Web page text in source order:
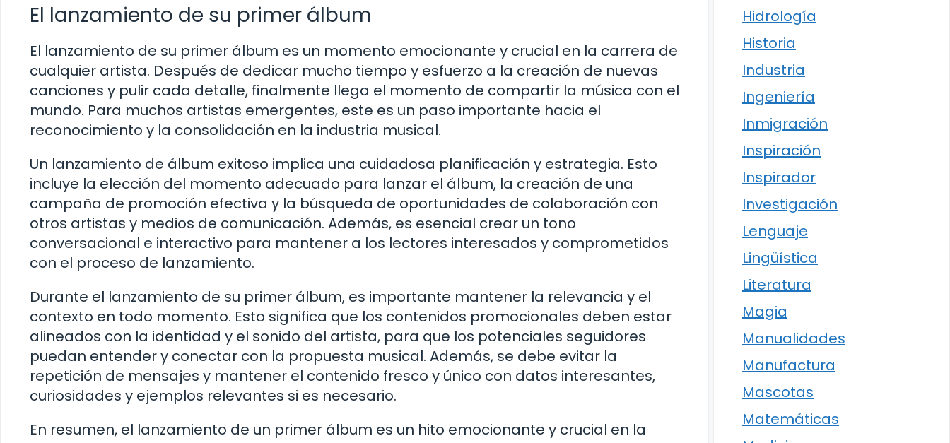
El lanzamiento de su primer álbum
El lanzamiento de su primer álbum es un momento emocionante y crucial en la carrera de
cualquier artista. Después de dedicar mucho tiempo y esfuerzo a la creación de nuevas
canciones y pulir cada detalle, finalmente llega el momento de compartir la música con el
mundo. Para muchos artistas emergentes, este es un paso importante hacia el
reconocimiento y la consolidación en la industria musical.
Un lanzamiento de álbum exitoso implica una cuidadosa planificación y estrategia. Esto
incluye la elección del momento adecuado para lanzar el álbum, la creación de una
campaña de promoción efectiva y la búsqueda de oportunidades de colaboración con
otros artistas y medios de comunicación. Además, es esencial crear un tono
conversacional e interactivo para mantener a los lectores interesados y comprometidos
con el proceso de lanzamiento.
Durante el lanzamiento de su primer álbum, es importante mantener la relevancia y el
contexto en todo momento. Esto significa que los contenidos promocionales deben estar
alineados con la identidad y el sonido del artista, para que los potenciales seguidores
puedan entender y conectar con la propuesta musical. Además, se debe evitar la
repetición de mensajes y mantener el contenido fresco y único con datos interesantes,
curiosidades y ejemplos relevantes si es necesario.
En resumen, el lanzamiento de un primer álbum es un hito emocionante y crucial en la
Hidrología
Historia
Industria
Ingeniería
Inmigración
Inspiración
Inspirador
Investigación
Lenguaje
Lingüística
Literatura
Magia
Manualidades
Manufactura
Mascotas
Matemáticas